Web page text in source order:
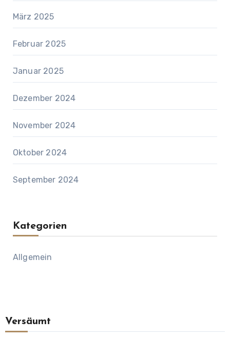
März 2025
Februar 2025
Januar 2025
Dezember 2024
November 2024
Oktober 2024
September 2024
Kategorien
Allgemein
Versäumt